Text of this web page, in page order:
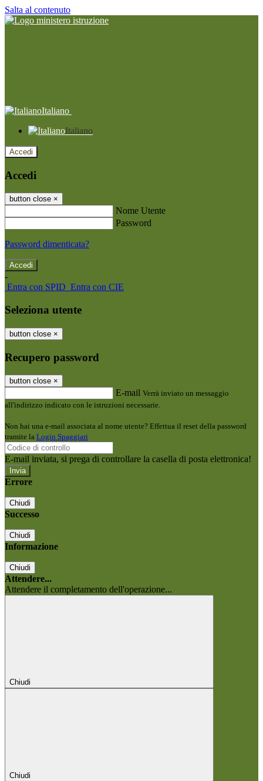
Salta al contenuto
Italiano
Italiano
Accedi
Accedi
button close ×
Nome Utente
Password
Password dimenticata?
-
Entra con SPID Entra con CIE
Seleziona utente
button close ×
Recupero password
button close ×
E-mail Verrà inviato un messaggio
all'indirizzo indicato con le istruzioni necessarie.
Non hai una e-mail associata al nome utente? Effettua il reset della password
tramite la Login Spaggiari
E-mail inviata, si prega di controllare la casella di posta elettronica!
Errore
Chiudi
Successo
Chiudi
Informazione
Chiudi
Attendere...
Attendere il completamento dell'operazione...
Chiudi
Chiudi